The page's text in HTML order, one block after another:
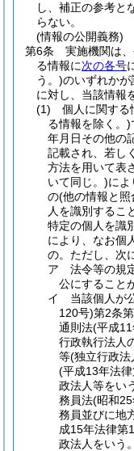
し、補正の参考と
らない。
(情報の公開義務)
第6条
実施機関は
る情報に次の各号
う。)のいずれか
に対し、当該情報
(1)
個人に関する
る情報を除く。)
年月日その他の
記載され、若し
方法を用いて表
いて同じ。)によ
の(他の情報と照
人を識別するこ
特定の個人を識
により、なお個
の。 ただし、次
ア
法令等の規
公にすること
イ
当該個人が
120号)第2条
通則法(平成
行政執行法人
等(独立行政法
(平成13年法
政法人等をい
務員法(昭和
務員並びに地
成15年法律第
政法人をいう